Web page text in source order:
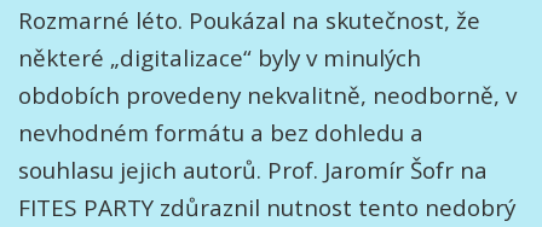
Rozmarné léto. Poukázal na skutečnost, že
některé „digitalizace“ byly v minulých
obdobích provedeny nekvalitně, neodborně, v
nevhodném formátu a bez dohledu a
souhlasu jejich autorů. Prof. Jaromír Šofr na
FITES PARTY zdůraznil nutnost tento nedobrý